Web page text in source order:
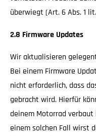
überwiegt (Art. 6 Abs. 1
2.8 Firmware Updates
Wir aktualisieren
Bei einem Firmware
nicht erforderlich, dass
gebracht wird. Hierfür
deinem Motorrad
einem solchen Fall wirst